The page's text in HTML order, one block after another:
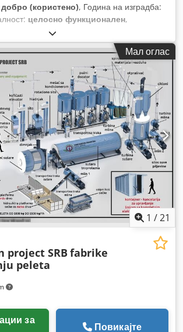
(користено), Година на изградба:
целосно функционален,
Мал оглас
1 /21
project SRB fabrike
peleta
Повикајте